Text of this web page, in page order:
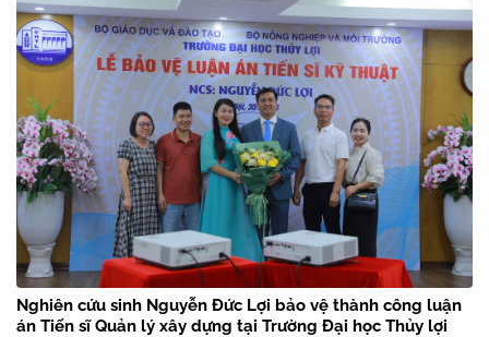
Nghiên cứu sinh Nguyễn Đức Lợi bảo vệ thành công luận
án Tiến sĩ Quản lý xây dựng tại Trường Đại học Thủy lợi